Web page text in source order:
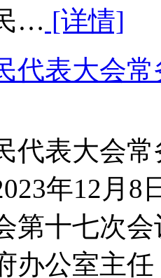
… [详情]
代表大会
代表大会
年12月8
第十七次
办公室主